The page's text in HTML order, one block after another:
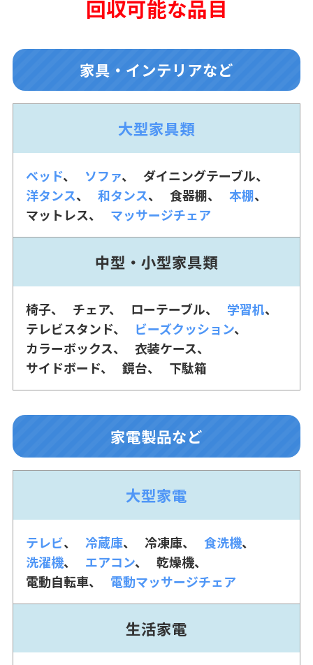
回収可能な品目
家具・インテリアなど
大型家具類
ベッド ソファ
ダイニングテーブル
洋タンス
和タンス 食器棚
本棚
マットレス
マッサージチェア
中型・小型家具類
椅子 チェア ローテーブル
学習机
テレビスタンド
ビーズクッション
カラーボックス
衣装ケース
サイドボード
鏡台 下駄箱
家電製品など
大型家電
テレビ 冷蔵庫 冷凍庫
食洗機
洗濯機
エアコン
乾燥機
電動自転車
電動マッサージチェア
生活家電